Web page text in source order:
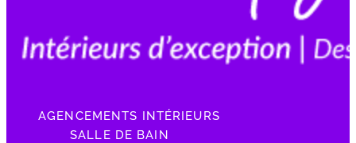
AGENCEMENTS INTÉRIEURS
SALLE DE BAIN